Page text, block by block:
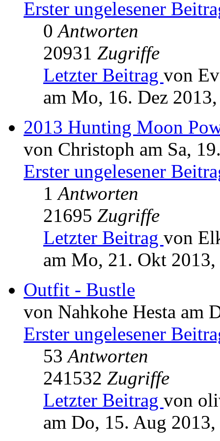
Erster ungelesener
0Antworten
20931 Zugriffe
Letzter Beitrag von
am Mo, 16. Dez
2013 Hunting Moon
von Christoph am Sa,
Erster ungelesener
1Antworten
21695 Zugriffe
Letzter Beitrag von
am Mo, 21. Okt
Outfit - Bustle
von Nahkohe Hesta am
Erster ungelesener
53Antworten
241532 Zugriffe
Letzter Beitrag von
am Do, 15. Aug